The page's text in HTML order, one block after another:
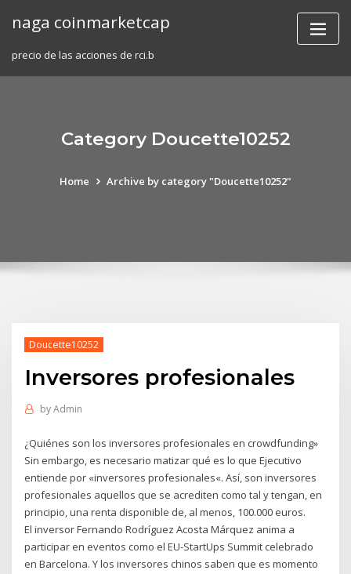
naga coinmarketcap
precio de las acciones de rci.b
Category Doucette10252
Home Archive by category "Doucette10252"
Doucette10252
Inversores profesionales
byAdmin
¿Quiénes son los inversores profesionales en crowdfunding»
Sin embargo, es necesario matizar qué es lo que Ejecutivo
entiende por «inversores profesionales«. Así, son inversores
profesionales aquellos que se acrediten como tal y tengan, en
principio, una renta disponible de, al menos, 100.000 euros.
El inversor Fernando Rodríguez Acosta Márquez anima a
participar en eventos como el EU-StartUps Summit celebrado
en Barcelona. Y los inversores chinos saben que es momento